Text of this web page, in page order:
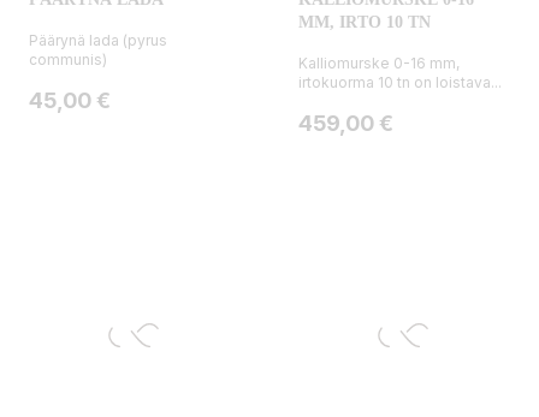
Päärynä lada (pyrus
communis)
Hinta
45,00 €
MM, IRTO 10 TN
Kalliomurske 0-16 mm,
irtokuorma 10 tn on loistava...
Hinta
459,00 €